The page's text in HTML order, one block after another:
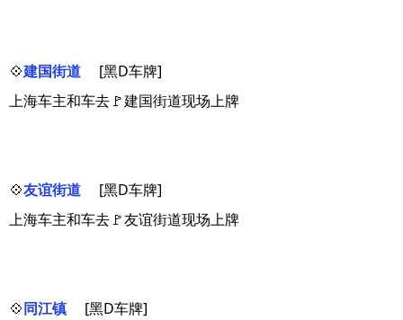
💠建国街道
[黑D车牌]
上海车主和车去🚩建国街道现场上牌
💠友谊街道
[黑D车牌]
上海车主和车去🚩友谊街道现场上牌
💠同江镇
[黑D车牌]